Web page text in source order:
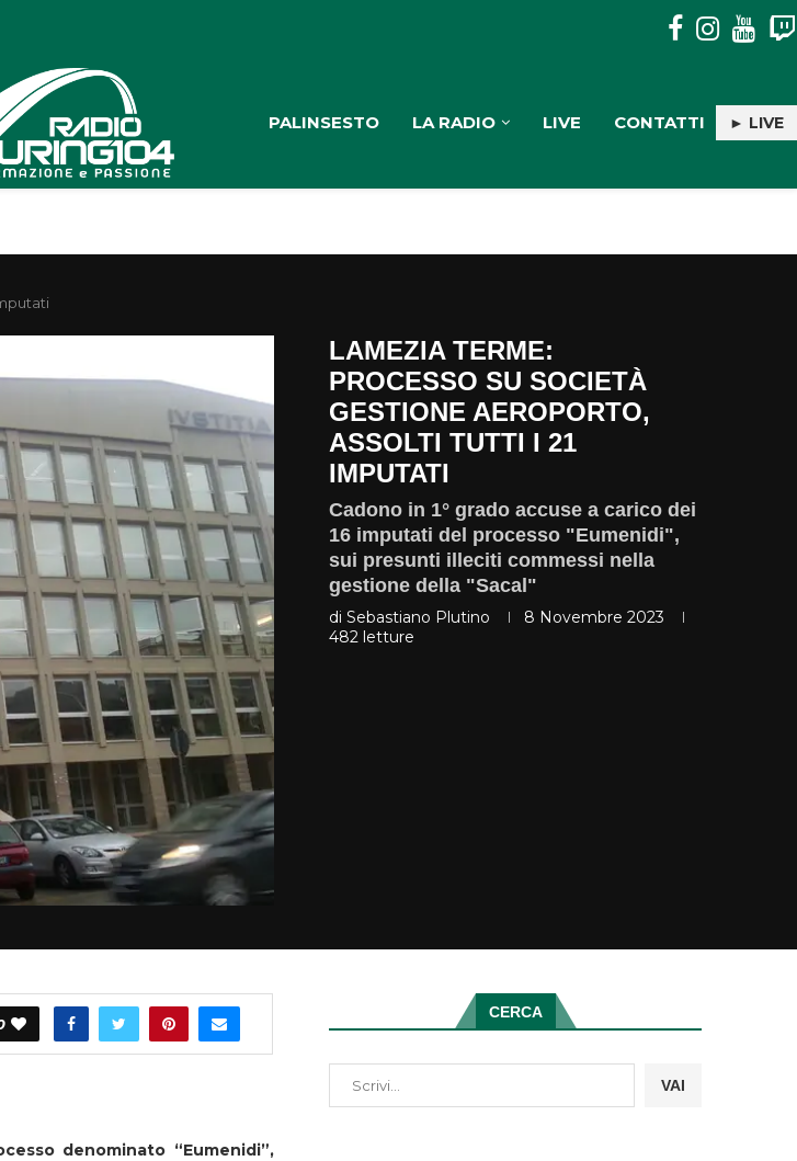
PULISERVICE: INGAGGIATA RACHELE PIOLI
PALINSESTO LA RADIO LIVE CONTATTI ► LIVE
LAMEZIA TERME:
PROCESSO SU SOCIETÀ
GESTIONE AEROPORTO,
ASSOLTI TUTTI I 21
IMPUTATI
Cadono in 1° grado accuse a carico dei
16 imputati del processo "Eumenidi",
sui presunti illeciti commessi nella
gestione della "Sacal"
di Sebastiano Plutino
8 Novembre 2023
482 letture
denominato “Eumenidi”,
CERCA
VAI